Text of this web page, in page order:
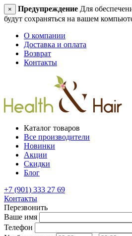
× Предупреждение Для
будут сохраняться на вашем
О компании
Доставка и оплата
Возврат
Контакты
Каталог товаров
Все производители
Новинки
Акции
Скидки
Блог
+7 (901) 333 27 69
Контакты
Перезвонить
Ваше имя
Телефон